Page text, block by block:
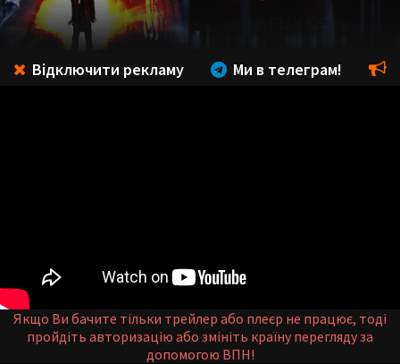
Відключити рекламу Ми в телеграм!
Якщо Ви бачите тільки трейлер або плеєр не працює, тоді
пройдіть авторизацію або змініть країну перегляду за
допомогою ВПН!